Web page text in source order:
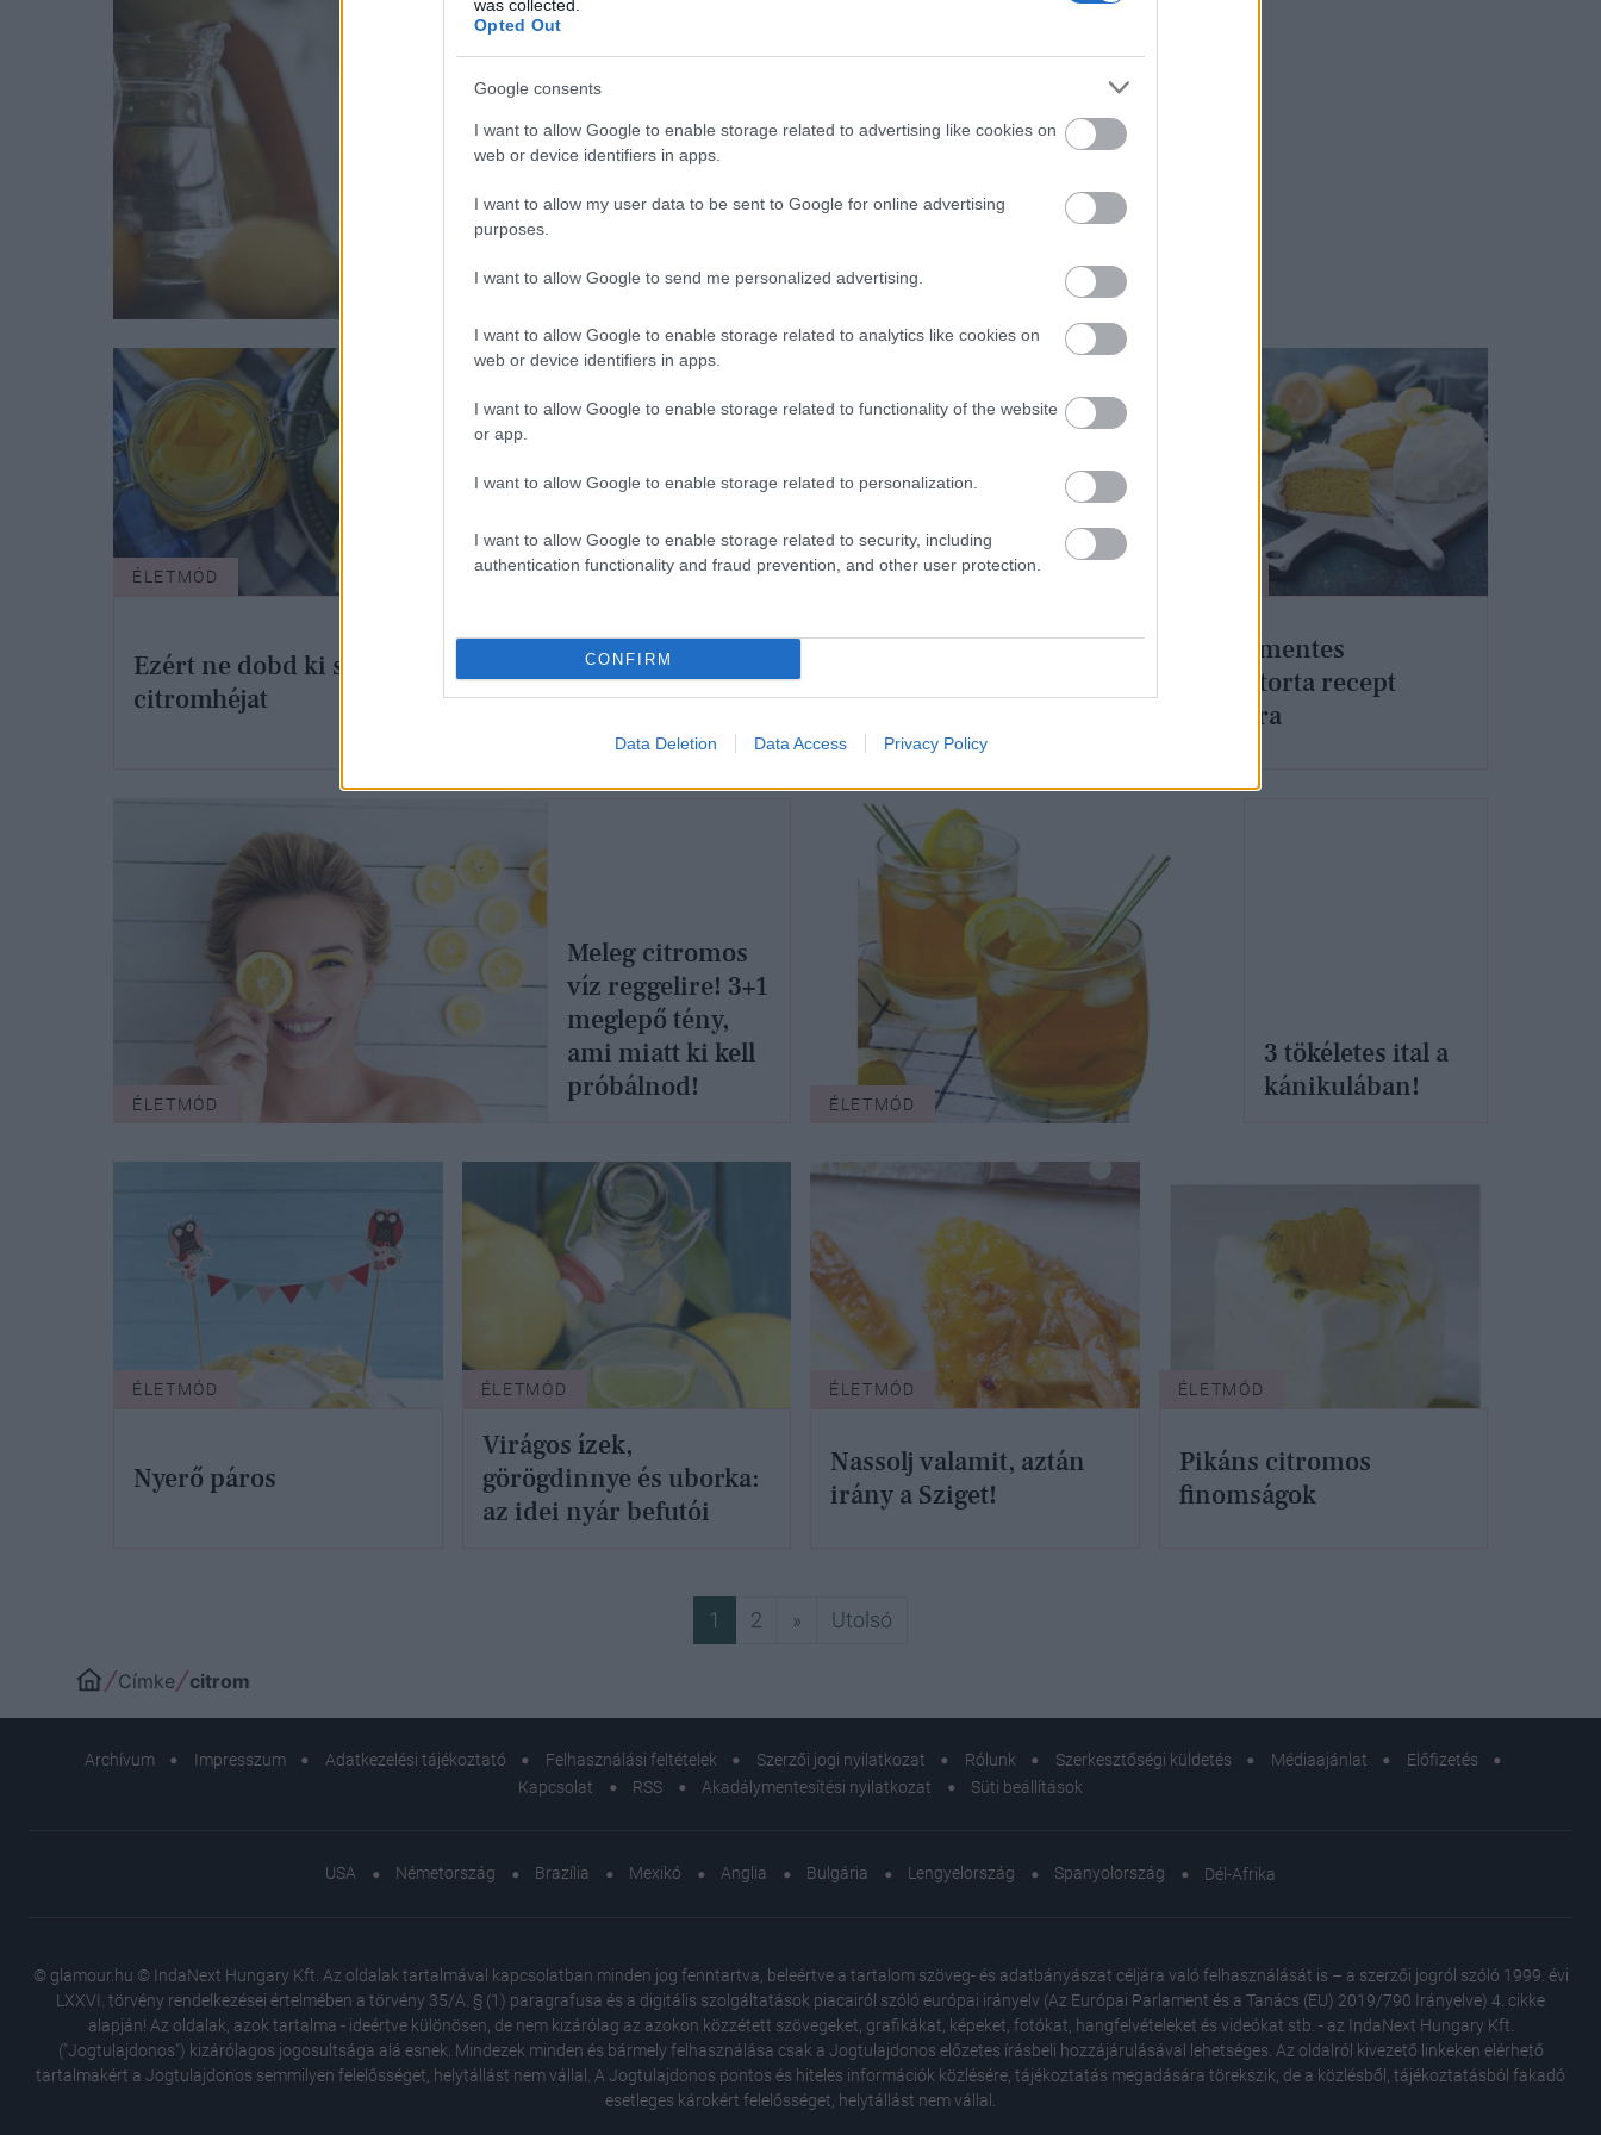
was collected.
Opted Out
Google consents
I want to allow Google to enable storage related to advertising like cookies on
web or device identifiers in apps.
I want to allow my user data to be sent to Google for online advertising
purposes.
I want to allow Google to send me personalized advertising.
I want to allow Google to enable storage related to analytics like cookies on
web or device identifiers in apps.
I want to allow Google to enable storage related to functionality of the website
or app.
I want to allow Google to enable storage related to personalization.
I want to allow Google to enable storage related to security, including
authentication functionality and fraud prevention, and other user protection.
CONFIRM
Data Deletion Data Access Privacy Policy
magad tőle
méregtelenítő vizet
próbálnod
ÉLETMÓD
Ezért ne dobd ki soha a
citromhéjat
ÉLETMÓD
Ez a világ
legegészségesebb
gyümölcse, és szinte
soha nem eszünk belőle
ÉLETMÓD
Eddig te is rosszul ittad
Mutatjuk, hogyan
kellene
Gluténmentes
citromtorta recept
húsvétra
ÉLETMÓD
Meleg citromos
víz reggelire! 3+1
meglepő tény,
ami miatt ki kell
próbálnod!
ÉLETMÓD
3 tökéletes ital a
kánikulában!
ÉLETMÓD
Nyerő páros
ÉLETMÓD
Virágos ízek,
görögdinnye és uborka:
az idei nyár befutói
ÉLETMÓD
Nassolj valamit, aztán
irány a Sziget!
ÉLETMÓD
Pikáns citromos
finomságok
1 2 » Következő
Utolsó
Címke citrom
Archívum Impresszum Adatkezelési tájékoztató Felhasználási feltételek Szerzői jogi nyilatkozat Rólunk Szerkesztőségi küldetés Médiaajánlat
Előfizetés
Kapcsolat
RSS Akadálymentesítési nyilatkozat Süti beállítások
USA Németország Brazília Mexikó Anglia Bulgária Lengyelország Spanyolország Dél-Afrika
© glamour.hu © IndaNext Hungary Kft. Az oldalak tartalmával kapcsolatban minden jog fenntartva, beleértve a tartalom szöveg- és adatbányászat céljára való felhasználását is – a szerzői jogról szóló 1999. évi
LXXVI. törvény rendelkezései értelmében a törvény 35/A. § (1) paragrafusa és a digitális szolgáltatások piacairól szóló európai irányelv (Az Európai Parlament és a Tanács (EU) 2019/790 Irányelve) 4. cikke
alapján! Az oldalak, azok tartalma - ideértve különösen, de nem kizárólag az azokon közzétett szövegeket, grafikákat, képeket, fotókat, hangfelvételeket és videókat stb. - az IndaNext Hungary Kft.
("Jogtulajdonos") kizárólagos jogosultsága alá esnek. Mindezek minden és bármely felhasználása csak a Jogtulajdonos előzetes írásbeli hozzájárulásával lehetséges. Az oldalról kivezető linkeken elérhető
tartalmakért a Jogtulajdonos semmilyen felelősséget, helytállást nem vállal. A Jogtulajdonos pontos és hiteles információk közlésére, tájékoztatás megadására törekszik, de a közlésből, tájékoztatásból fakadó
esetleges károkért felelősséget, helytállást nem vállal.